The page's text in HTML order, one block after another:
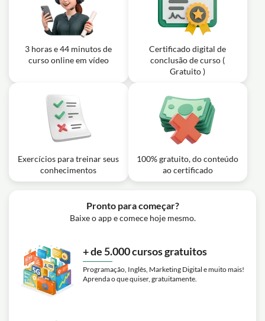
3 horas e 44 minutos de
curso online em vídeo
Certificado digital de
conclusão de curso (
Gratuito )
Exercícios para treinar seus
conhecimentos
100% gratuito, do conteúdo
ao certificado
Pronto para começar?
Baixe o app e comece hoje mesmo.
+ de 5.000 cursos gratuitos
Programação, Inglês, Marketing Digital e muito mais!
Aprenda o que quiser, gratuitamente.